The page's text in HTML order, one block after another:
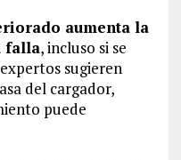
aumenta la
falla, incluso si se
sugieren
del cargador,
puede